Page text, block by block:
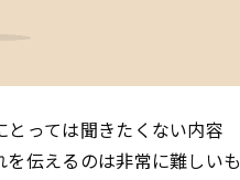
っては聞きたくない内容
伝えるのは非常に難しいも